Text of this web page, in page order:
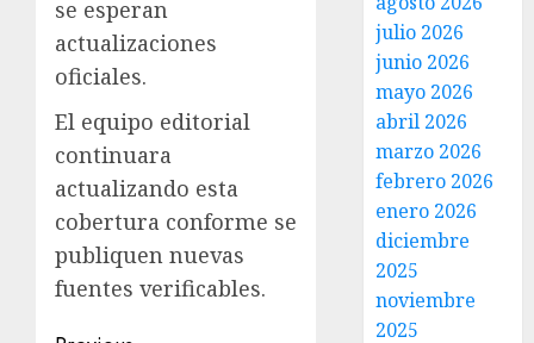
se esperan
actualizaciones
oficiales.
El equipo editorial
continuara
actualizando esta
cobertura conforme se
publiquen nuevas
fuentes verificables.
julio 2026
junio 2026
mayo 2026
abril 2026
marzo 2026
febrero 2026
enero 2026
diciembre
2025
noviembre
2025